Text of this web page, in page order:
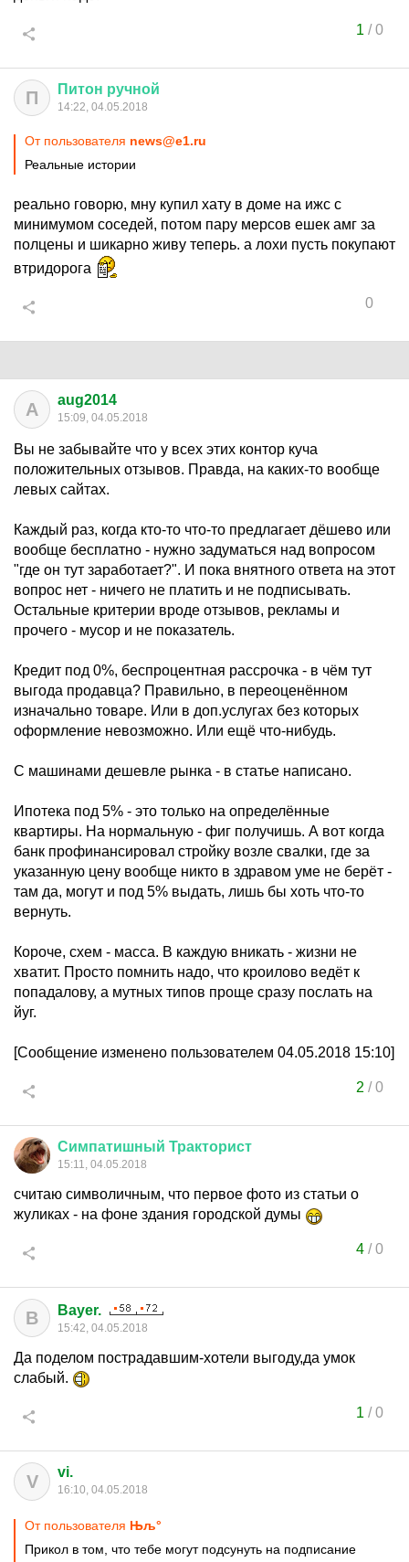
1 /0
П Питон ручной
14:22, 04.05.2018
От пользователя news@e1.ru
Реальные истории
реально говорю, мну купил хату в доме на ижс с
минимумом соседей, потом пару мерсов ешек амг за
полцены и шикарно живу теперь. а лохи пусть покупают
втридорога
0
A aug2014
15:09, 04.05.2018
Вы не забывайте что у всех этих контор куча
положительных отзывов. Правда, на каких-то вообще
левых сайтах.
Каждый раз, когда кто-то что-то предлагает дёшево или
вообще бесплатно - нужно задуматься над вопросом
"где он тут заработает?". И пока внятного ответа на этот
вопрос нет - ничего не платить и не подписывать.
Остальные критерии вроде отзывов, рекламы и
прочего - мусор и не показатель.
Кредит под 0%, беспроцентная рассрочка - в чём тут
выгода продавца? Правильно, в переоценённом
изначально товаре. Или в доп.услугах без которых
оформление невозможно. Или ещё что-нибудь.
С машинами дешевле рынка - в статье написано.
Ипотека под 5% - это только на определённые
квартиры. На нормальную - фиг получишь. А вот когда
банк профинансировал стройку возле свалки, где за
указанную цену вообще никто в здравом уме не берёт -
там да, могут и под 5% выдать, лишь бы хоть что-то
вернуть.
Короче, схем - масса. В каждую вникать - жизни не
хватит. Просто помнить надо, что кроилово ведёт к
попадалову, а мутных типов проще сразу послать на
йуг.
[Сообщение изменено пользователем 04.05.2018 15:10]
2 /0
Симпатишный Тракторист
15:11, 04.05.2018
считаю символичным, что первое фото из статьи о
жуликах - на фоне здания городской думы
4/0
B Bayer.
15:42, 04.05.2018
Да поделом пострадавшим-хотели выгоду,да умок
слабый.
1 /0
V vi.
16:10, 04.05.2018
От пользователя Њљ°
Прикол в том, что тебе могут подсунуть на подписание